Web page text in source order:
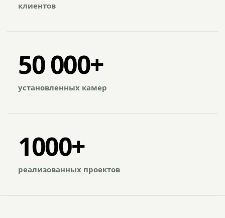
клиентов
50 000+
установленных камер
1000+
реализованных проектов